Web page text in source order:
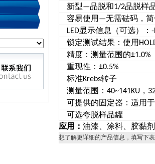
新型—品脱和1/2品脱样
容易使用 —无需砝码，
LED显示信息（可选）： -
锁定测试结果：使用
精度：测量范围的±1.0%
重现性： ±0.5%
标准Krebs转子
测量范围： 40~141KU，
可提供的固定器：适用于
可选夸脱样品罐
应用： 油漆、涂料、胶黏
想了解更详细的产品信息，填写下